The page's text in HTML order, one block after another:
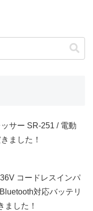
サー SR-251 / 電動
ました！
コードレスインパ
対応バッテリ
ました！